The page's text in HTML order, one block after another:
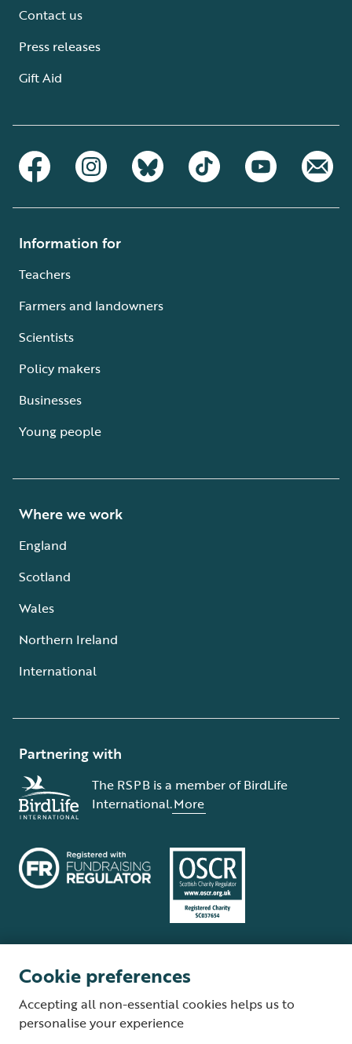
Contact us
Press releases
Gift Aid
Information for
Teachers
Farmers and landowners
Scientists
Policy makers
Businesses
Young people
Where we work
England
Scotland
Wales
Northern Ireland
International
Partnering with
The RSPB is a member of BirdLife
International.More
Supplier Terms and Conditions About our site Modern Slavery Act
Fair Work statement
Cookie preferences
Accepting all non-essential cookies helps us to
personalise your experience